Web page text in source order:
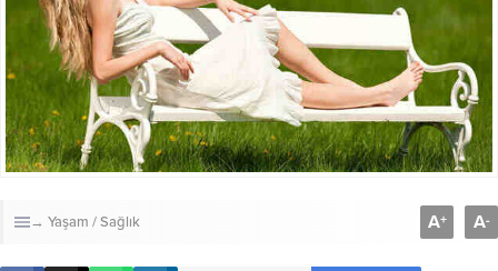
→ Yaşam / Sağlık A+ A-